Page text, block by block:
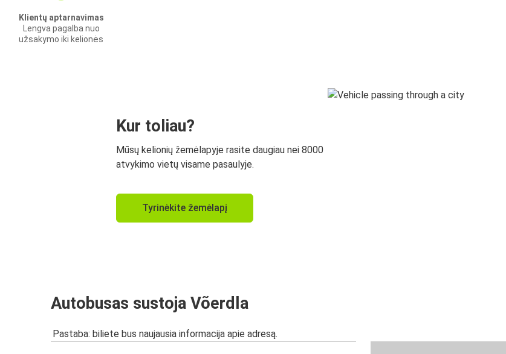
Klientų aptarnavimas
Lengva pagalba nuo
užsakymo iki kelionės
Kur toliau?
Mūsų kelionių žemėlapyje rasite daugiau nei 8000
atvykimo vietų visame pasaulyje.
Tyrinėkite žemėlapį
Autobusas sustoja Võerdla
Pastaba: biliete bus naujausia informacija apie adresą.